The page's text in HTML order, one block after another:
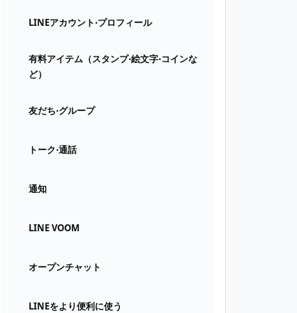
LINEアカウント⋅プロフィール
有料アイテム（スタンプ⋅絵文字⋅コインな
ど）
友だち⋅グループ
トーク⋅通話
通知
LINE VOOM
オープンチャット
LINEをより便利に使う